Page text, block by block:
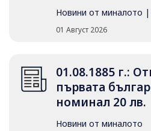
Новини от миналото |
01 Август 2026
01.08.1885 г.:
първата
номинал 20 лв.
Новини от миналото